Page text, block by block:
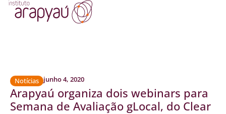
Notícias junho 4, 2020
Arapyaú organiza dois webinars para
Semana de Avaliação gLocal, do Clear